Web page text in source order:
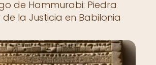
de Hammurabi: Piedra
la Justicia en Babilonia